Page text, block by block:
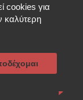
cookies για
καλύτερη